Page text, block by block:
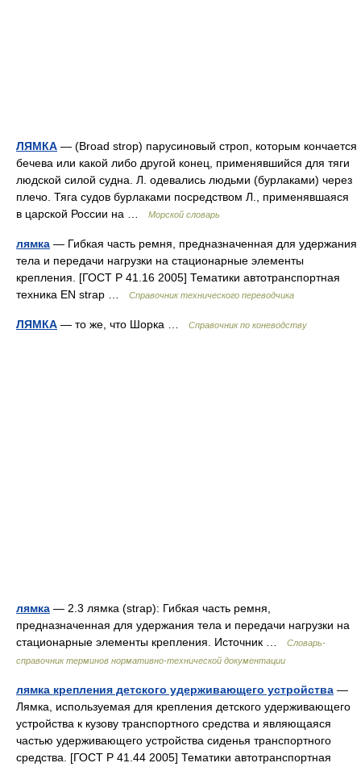
ЛЯМКА — (Broad strop) парусиновый строп, которым кончается
бечева или какой либо другой конец, применявшийся для тяги
людской силой судна. Л. одевались людьми (бурлаками) через
плечо. Тяга судов бурлаками посредством Л., применявшаяся
в царской России на …
Морской словарь
лямка — Гибкая часть ремня, предназначенная для удержания
тела и передачи нагрузки на стационарные элементы
крепления. [ГОСТ Р 41.16 2005] Тематики автотранспортная
техника EN strap …
Справочник технического переводчика
ЛЯМКА — то же, что Шорка … Справочник по коневодству
лямка — 2.3 лямка (strap): Гибкая часть ремня,
предназначенная для удержания тела и передачи нагрузки на
стационарные элементы крепления. Источник …
Словарь-
справочник терминов нормативно-технической документации
лямка крепления детского удерживающего устройства —
Лямка, используемая для крепления детского удерживающего
устройства к кузову транспортного средства и являющаяся
частью удерживающего устройства сиденья транспортного
средства. [ГОСТ Р 41.44 2005] Тематики автотранспортная